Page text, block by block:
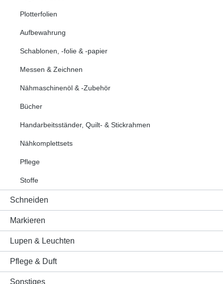
Plotterfolien
Aufbewahrung
Schablonen, -folie & -papier
Messen & Zeichnen
Nähmaschinenöl & -Zubehör
Bücher
Handarbeitsständer, Quilt- & Stickrahmen
Nähkomplettsets
Pflege
Stoffe
Schneiden
Markieren
Lupen & Leuchten
Pflege & Duft
Sonstiges